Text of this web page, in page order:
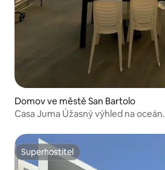
Domov ve městě San Bartolo
Casa Juma Úžasný výhled na oceán.
Superhostitel
Superhostitel